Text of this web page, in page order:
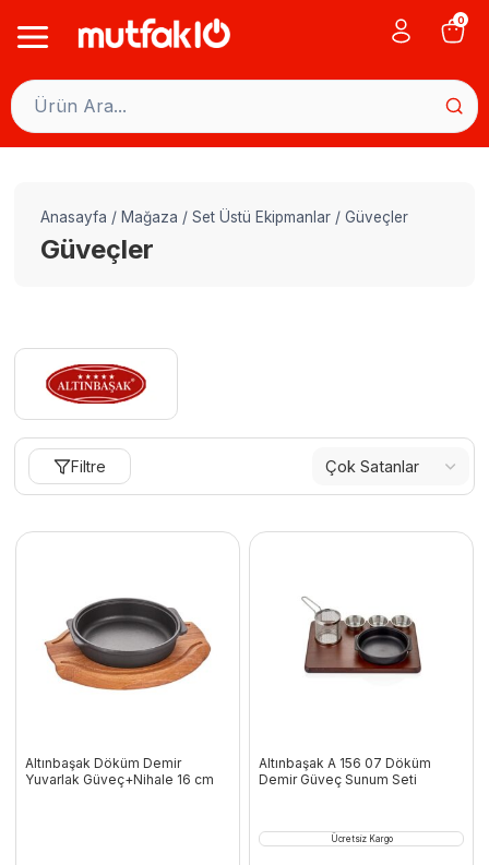
0
Anasayfa / Mağaza / Set Üstü Ekipmanlar / Güveçler
Güveçler
Filtre
Altınbaşak Döküm Demir
Yuvarlak Güveç+Nihale 16 cm
Altınbaşak A 156 07 Döküm
Demir Güveç Sunum Seti
Ücretsiz Kargo